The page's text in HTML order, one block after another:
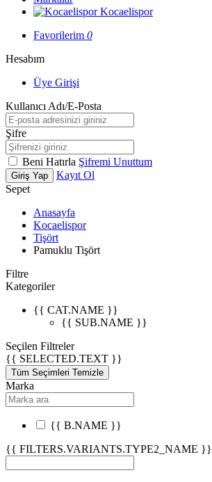
Kocaelispor
Favorilerim 0
Hesabım
Üye Girişi
Kullanıcı Adı/E-Posta
Şifre
Beni Hatırla Şifremi Unuttum
Giriş Yap
Kayıt Ol
Sepet
Anasayfa
Kocaelispor
Tişört
Pamuklu Tişört
Filtre
Kategoriler
{{ CAT.NAME }}
{{ SUB.NAME }}
Seçilen Filtreler
{{ SELECTED.TEXT }}
Tüm Seçimleri Temizle
Marka
{{ B.NAME }}
{{ FILTERS.VARIANTS.TYPE2_NAME }}